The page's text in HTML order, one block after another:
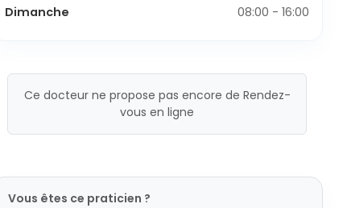
Dimanche
08:00 - 16:00
Ce docteur ne propose pas encore de Rendez-
vous en ligne
Vous êtes ce praticien ?